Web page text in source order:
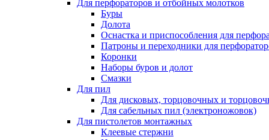
Для перфораторов и отбойных молотков
Буры
Долота
Оснастка и приспособления для
Патроны и переходники для
Коронки
Наборы буров и долот
Смазки
Для пил
Для дисковых, торцовочных и
Для сабельных пил (электроножовок)
Для пистолетов монтажных
Клеевые стержни